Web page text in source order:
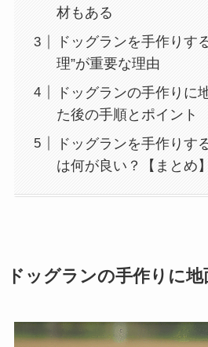
材もある
ドッグランを手作りす
理”が重要な理由
ドッグランの手作りに
た後の手順とポイント
ドッグランを手作りす
は何が良い？【まとめ】
ドッグランの手作りに